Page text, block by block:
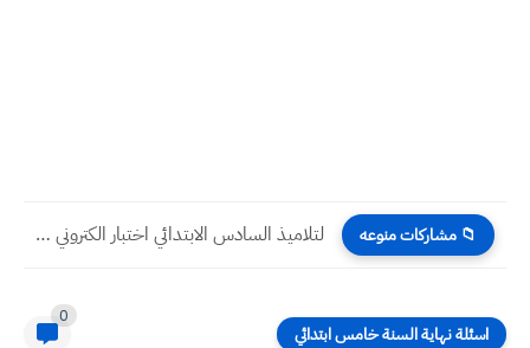
📁 مشاركات منوعه لتلاميذ السادس الابتدائي اختبار الكتروني جميع اسئلة القطع المرئية 10...
اسئلة نهاية السنة خامس ابتدائي
0